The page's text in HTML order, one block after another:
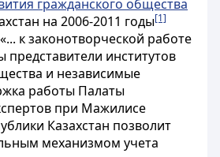
гражданского общества
на 2006-2011 годы[1]
к законотворческой работе
представители институтов
и независимые
работы Палаты
при Мажилисе
Казахстан позволит
механизмом учета